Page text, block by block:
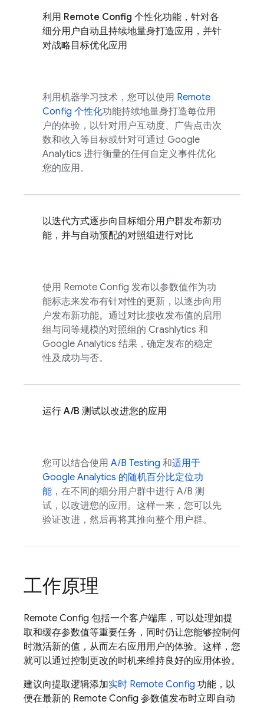
利用 Remote Config 个性化功能，针对各
细分用户自动且持续地量身打造应用，并针
对战略目标优化应用
利用机器学习技术，您可以使用 Remote
Config 个性化功能持续地量身打造每位用
户的体验，以针对用户互动度、广告点击次
数和收入等目标或针对可通过 Google
Analytics 进行衡量的任何自定义事件优化
您的应用。
以迭代方式逐步向目标细分用户群发布新功
能，并与自动预配的对照组进行对比
使用 Remote Config 发布以参数值作为功
能标志来发布有针对性的更新，以逐步向用
户发布新功能。通过对比接收发布值的启用
组与同等规模的对照组的 Crashlytics 和
Google Analytics 结果，确定发布的稳定
性及成功与否。
运行 A/B 测试以改进您的应用
您可以结合使用 A/B Testing 和适用于
Google Analytics 的随机百分比定位功
能 ，在不同的细分用户群中进行 A/B 测
试，以改进您的应用。这样一来，您可以先
验证改进，然后再将其推向整个用户群。
工作原理
Remote Config 包括一个客户端库，可以处理如提
取和缓存参数值等重要任务，同时仍让您能够控制何
时激活新的值，从而左右应用用户的体验。 这样，您
就可以通过控制更改的时机来维持良好的应用体验。
建议向提取逻辑添加实时 Remote Config 功能，以
便在最新的 Remote Config 参数值发布时立即自动